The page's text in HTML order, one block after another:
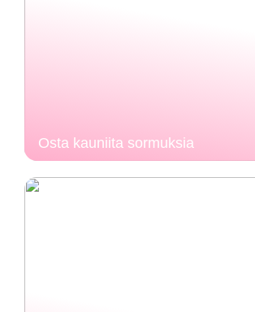
Osta kauniita sormuksia